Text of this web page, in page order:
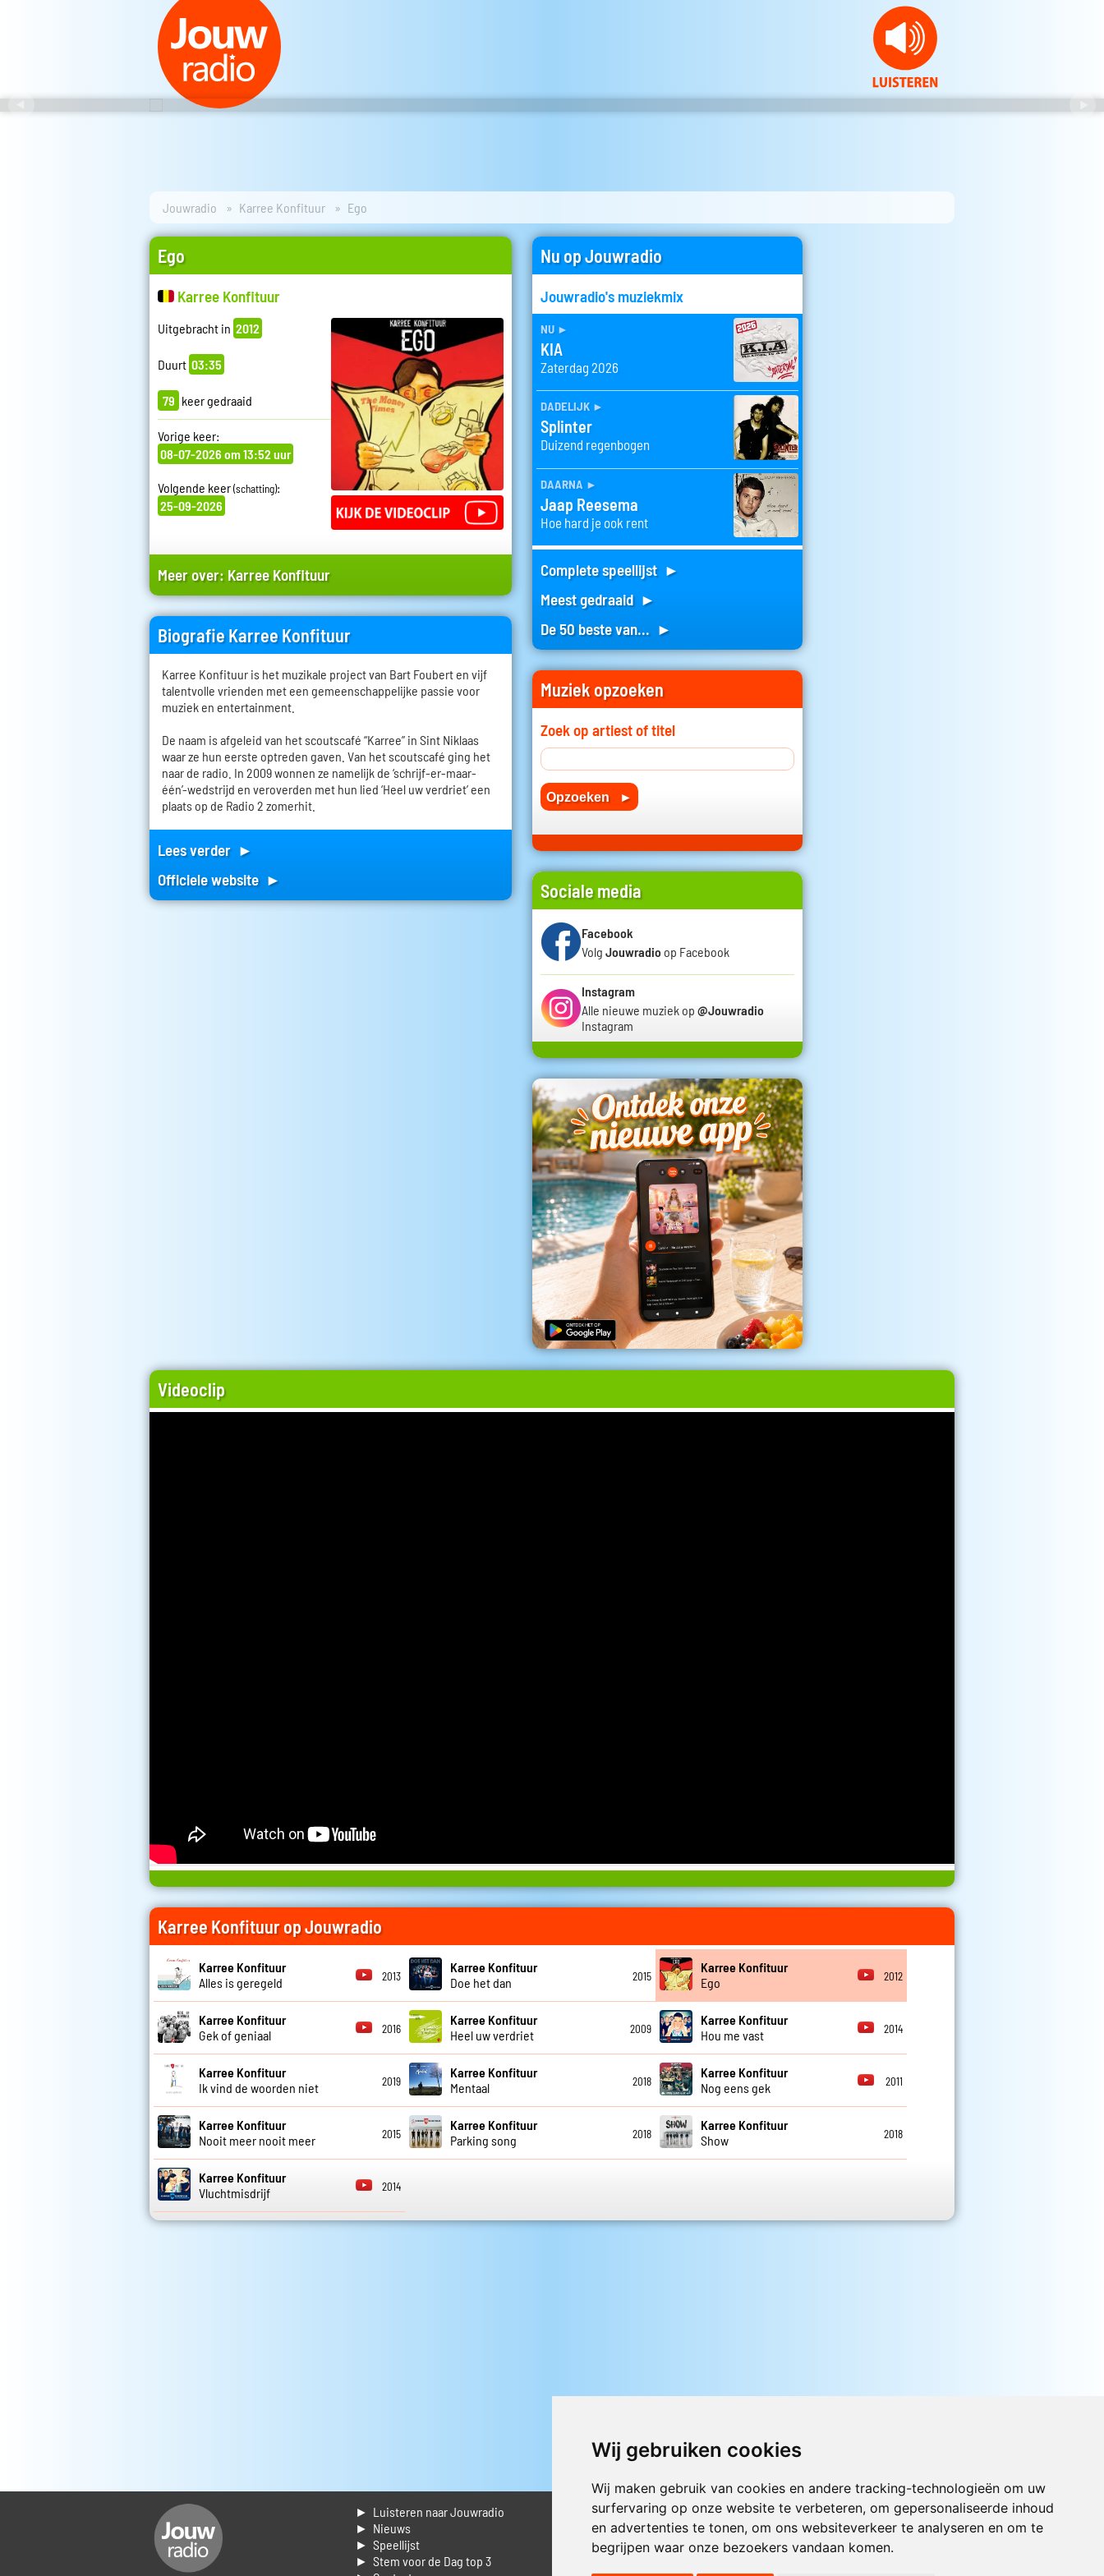
Wij gebruiken cookies
Wij maken gebruik van cookies en andere tracking-technologieën om uw
surfervaring op onze website te verbeteren, om gepersonaliseerde inhoud
en advertenties te tonen, om ons websiteverkeer te analyseren en om te
begrijpen waar onze bezoekers vandaan komen.
Jouwradio Karree Konfituur Ego
Ego
Karree Konfituur
Uitgebracht in 2012
Duurt 03:35
79 keer gedraaid
Vorige keer:
08-07-2026 om 13:52 uur
Volgende keer(schatting):
25-09-2026
Meer over: Karree Konfituur
Biografie Karree Konfituur
Karree Konfituur is het muzikale project van Bart Foubert en vijf
talentvolle vrienden met een gemeenschappelijke passie voor
muziek en entertainment.
De naam is afgeleid van het scoutscafé “Karree” in Sint Niklaas
waar ze hun eerste optreden gaven. Van het scoutscafé ging het
naar de radio. In 2009 wonnen ze namelijk de ‘schrijf-er-maar-
één’-wedstrijd en veroverden met hun lied ‘Heel uw verdriet’ een
plaats op de Radio 2 zomerhit.
Lees verder ►
Officiele website ►
Nu op Jouwradio
Jouwradio's muziekmix
nu ►
KIA
Zaterdag 2026
dadelijk ►
Splinter
Duizend regenbogen
daarna ►
Jaap Reesema
Hoe hard je ook rent
Complete speellijst ►
Meest gedraaid ►
De 50 beste van... ►
Muziek opzoeken
Zoek op artiest of titel
Sociale media
Facebook
Volg Jouwradio op Facebook
Instagram
Alle nieuwe muziek op @Jouwradio
Instagram
Videoclip
Karree Konfituur op Jouwradio
Karree Konfituur
Alles is geregeld
2013
Karree Konfituur
Doe het dan
2015
Karree Konfituur
Ego
2012
Karree Konfituur
Gek of geniaal
2016
Karree Konfituur
Heel uw verdriet
2009
Karree Konfituur
Hou me vast
2014
Karree Konfituur
Ik vind de woorden niet
2019
Karree Konfituur
Mentaal
2018
Karree Konfituur
Nog eens gek
2011
Karree Konfituur
Nooit meer nooit meer
2015
Karree Konfituur
Parking song
2018
Karree Konfituur
Show
2018
Karree Konfituur
Vluchtmisdrijf
2014
► Luisteren naar Jouwradio
► Nieuws
► Speellijst
► Stem voor de Dag top 3
► Livestream informatie
► Muziek opzoeken
► Vlaamse 100 Aller tijden
► De 50 beste van...
Luister nu naar Jouwradio! De beste
Nederlandstalige muziek uit de lage
landen hoor je hier al 20 jaar. In